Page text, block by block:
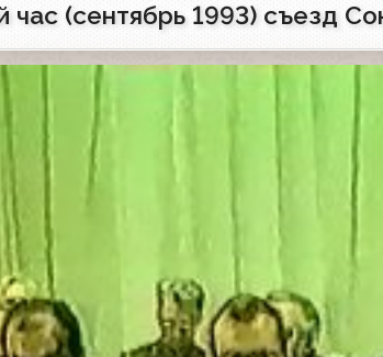
час (сентябрь 1993) съезд